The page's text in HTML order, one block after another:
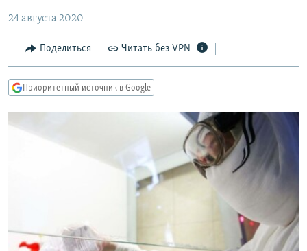
навигации
Вернутся
КУЛЬТУРА
IDEL.РЕАЛИИ
КАВКАЗ.РЕАЛИИ
СИБИРЬ.РЕАЛИИ
РАСПИСАНИЕ ВЕЩАНИЯ
ПОДПИШИТЕСЬ НА РАССЫЛКУ
24 августа 2020
Поделиться Читать без VPN
Приоритетный источник в Google